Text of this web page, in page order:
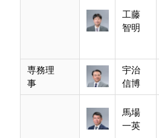
工藤
智明
専務理
事
宇治
信博
馬場
一英